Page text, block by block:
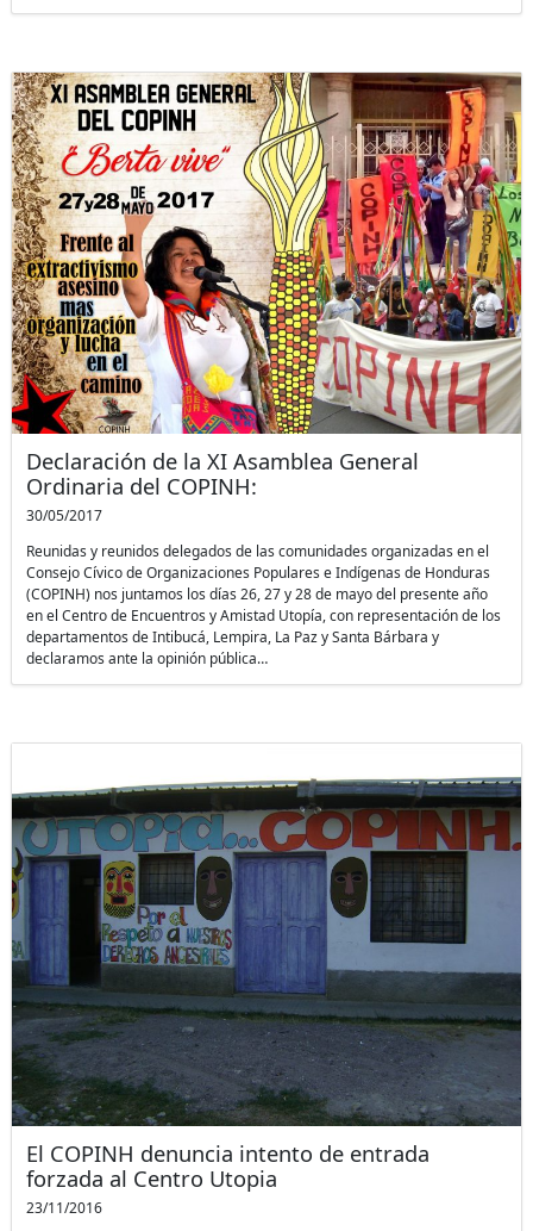
Declaración de la XI Asamblea General
Ordinaria del COPINH:
30/05/2017
Reunidas y reunidos delegados de las comunidades organizadas en el
Consejo Cívico de Organizaciones Populares e Indígenas de Honduras
(COPINH) nos juntamos los días 26, 27 y 28 de mayo del presente año
en el Centro de Encuentros y Amistad Utopía, con representación de los
departamentos de Intibucá, Lempira, La Paz y Santa Bárbara y
declaramos ante la opinión pública…
El COPINH denuncia intento de entrada
forzada al Centro Utopia
23/11/2016